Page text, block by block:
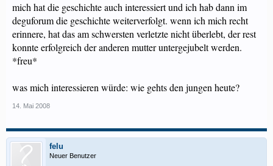
mich hat die geschichte auch interessiert und ich hab dann im
deguforum die geschichte weiterverfolgt. wenn ich mich recht
erinnere, hat das am schwersten verletzte nicht überlebt, der rest
konnte erfolgreich der anderen mutter untergejubelt werden.
*freu*
was mich interessieren würde: wie gehts den jungen heute?
14. Mai 2008
felu
Neuer Benutzer